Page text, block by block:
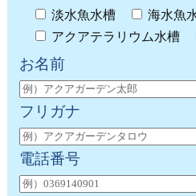
淡水魚水槽
海水魚
アクアテラリウム水槽
お名前
フリガナ
電話番号